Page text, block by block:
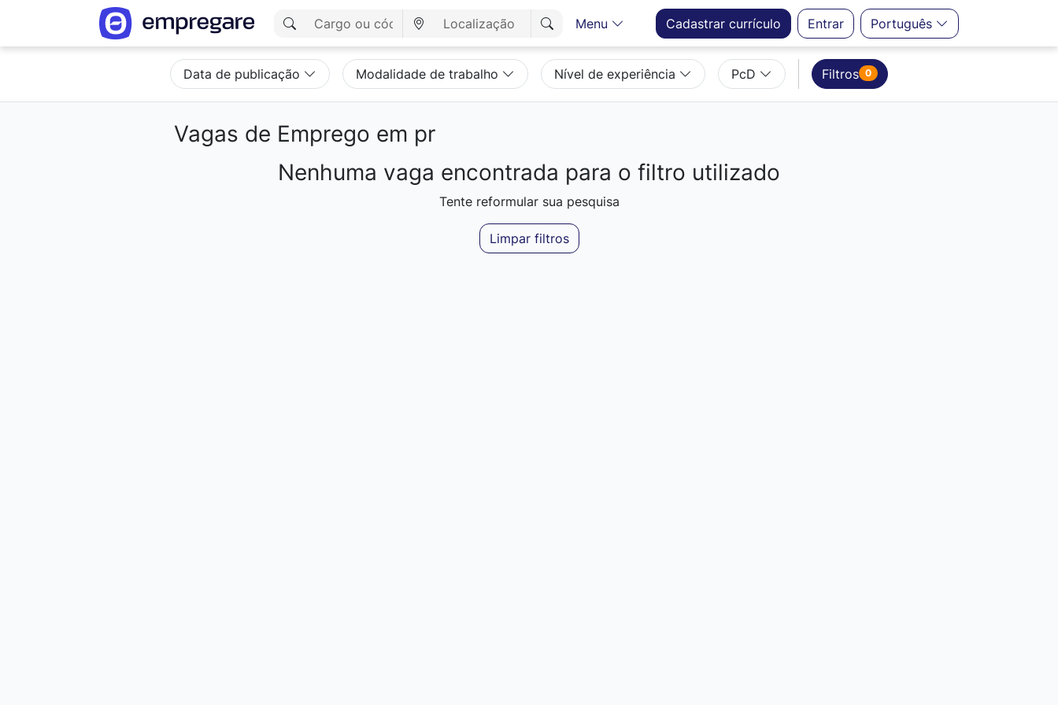
Menu Cadastrar currículo Entrar Português
Data de publicação Modalidade de trabalho Nível de experiência PcD Filtros 0
Vagas de Emprego em pr
Carregando resultados...Nenhuma vaga encontrada para o filtro utilizado
Tente reformular sua pesquisa
Limpar filtros